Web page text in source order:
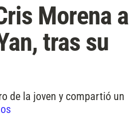
Morena a
tras su
de la joven y compartió un